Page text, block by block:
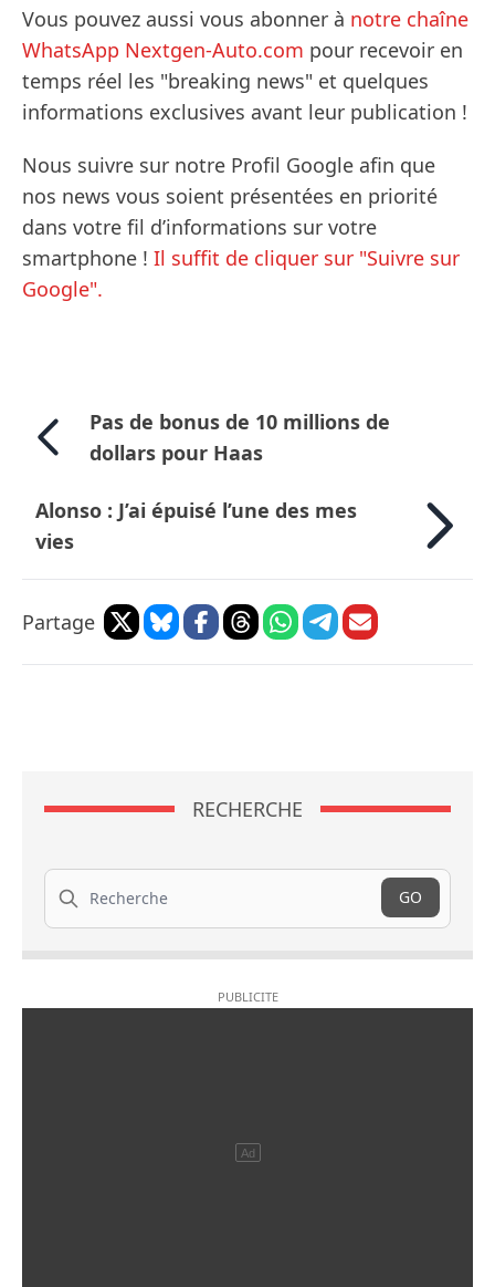
Vous pouvez aussi vous abonner à notre chaîne
WhatsApp Nextgen-Auto.com pour recevoir en
temps réel les "breaking news" et quelques
informations exclusives avant leur publication !
Nous suivre sur notre Profil Google afin que
nos news vous soient présentées en priorité
dans votre fil d’informations sur votre
smartphone ! Il suffit de cliquer sur "Suivre sur
Google".
Pas de bonus de 10 millions de
dollars pour Haas
Alonso : J’ai épuisé l’une des mes
vies
Partage
RECHERCHE
Recherche
GO